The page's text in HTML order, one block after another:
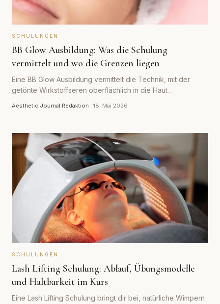
SCHULUNGEN
BB Glow Ausbildung: Was die Schulung
vermittelt und wo die Grenzen liegen
Eine BB Glow Ausbildung vermittelt die Technik, mit der
getönte Wirkstoffseren oberflächlich in die Haut
Aesthetic Journal Redaktion · 18. Mai 2026
SCHULUNGEN
Lash Lifting Schulung: Ablauf, Übungsmodelle
und Haltbarkeit im Kurs
Eine Lash Lifting Schulung bringt dir bei, natürliche Wimpern